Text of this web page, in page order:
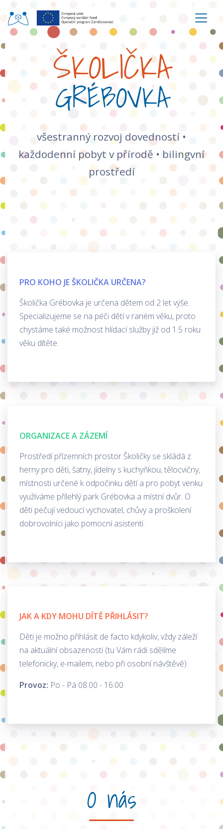
ŠKOLIČKA
GRÉBOVKA
všestranný rozvoj dovedností •
každodenní pobyt v přírodě • bilingvní
prostředí
PRO KOHO JE ŠKOLIČKA URČENA?
Školička Grébovka je určena dětem od 2 let výše.
Specializujeme se na péči dětí v raném věku, proto
chystáme také možnost hlídací služby již od 1.5 roku
věku dítěte.
ORGANIZACE A ZÁZEMÍ
Prostředí přízemních prostor Školičky se skládá z
herny pro děti, šatny, jídelny s kuchyňkou, tělocvičny,
místnosti určené k odpočinku dětí a pro pobyt venku
využíváme přílehlý park Grébovka a místní dvůr. O
děti pečují vedoucí vychovatel, chůvy a proškolení
dobrovolníci jako pomocní asistenti.
JAK A KDY MOHU DÍTĚ PŘIHLÁSIT?
Děti je možno přihlásit de facto kdykoliv, vždy záleží
na aktuální obsazenosti (tu Vám rádi sdělíme
telefonicky, e-mailem, nebo při osobní návštěvě).
Provoz: Po - Pá 08:00 - 16:00
O nás